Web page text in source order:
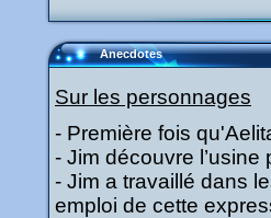
Anecdotes
Sur les personnages
- Première fois
- Jim découvre l’usine
- Jim a travaillé dans
emploi de cette